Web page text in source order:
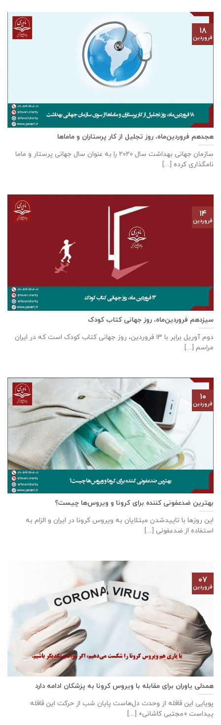
هجدهم فروردین‌ماه، روز تجلیل از کار پرستاران و ماماها
سازمان جهانی بهداشت سال ۲۰۲۰ را به عنوان سال جهانی پرستار و ماما
نامگذاری کرده [...]
۱۸
فروردین
سیزدهم فروردین‌ماه، روز جهانی کتاب کودک
دوم آوریل برابر با ۱۳ فروردین، روز جهانی کتاب کودک است که در ایران
مراسم [...]
۱۴
فروردین
بهترین ضدعفونی کننده برای کرونا و ویروس‌‌ها چیست؟
این روز‌ها با تاییدشدن مبتلایان به ویروس کرونا در ایران و الزام به
استفاده از ضدعفونی [...]
۱۰
فروردین
همدلی یاوران برای مقابله با ویروس کرونا به پزشکان ادامه دارد
پویایی این قافله از وحدت دل‌هاست پایان شب از حرکت این قافله
پیداست «مجتبی کاشانی» [...]
۰۷
فروردین